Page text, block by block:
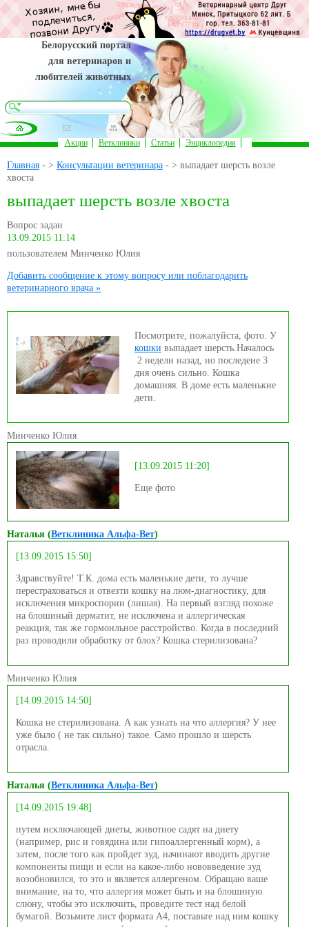
Белорусский портал
для ветеринаров и
любителей животных
Главная - > Консультации ветеринара - > выпадает шерсть возле
хвоста
выпадает шерсть возле хвоста
Вопрос задан
13.09.2015 11:14
пользователем Минченко Юлия
Добавить сообщение к этому вопросу или поблагодарить
ветеринарного врача »
Посмотрите, пожалуйста, фото. У
кошки выпадает шерсть.Началось
2 недели назад, но последеие 3
дня очень сильно. Кошка
домашняя. В доме есть маленькие
дети.
Минченко Юлия
[13.09.2015 11:20]
Еще фото
Наталья (Ветклиника Альфа-Вет)
[13.09.2015 15:50]
Здравствуйте! Т.К. дома есть маленькие дети, то лучше
перестраховаться и отвезти кошку на люм-диагностику, для
исключения микроспории (лишая). На первый взгляд похоже
на блошиный дерматит, не исключена и аллергическая
реакция, так же гормонльное расстройство. Когда в последний
раз проводили обработку от блох? Кошка стерилизована?
Минченко Юлия
[14.09.2015 14:50]
Кошка не стерилизована. А как узнать на что аллергия? У нее
уже было ( не так сильно) такое. Само прошло и шерсть
отрасла.
Наталья (Ветклиника Альфа-Вет)
[14.09.2015 19:48]
путем исключающей диеты, животное садят на диету
(например, рис и говядина или гипоаллергенный корм), а
затем, после того как пройдет зуд, начинают вводить другие
компоненты пищи и если на какое-либо нововведение зуд
возобновился, то это и является аллергеном. Обращаю ваше
внимание, на то, что аллергия может быть и на блошиную
слюну, чтобы это исключить, проведите тест над белой
бумагой. Возьмите лист формата А4, поставьте над ним кошку
Акции Ветклиники Статьи Энциклопедия